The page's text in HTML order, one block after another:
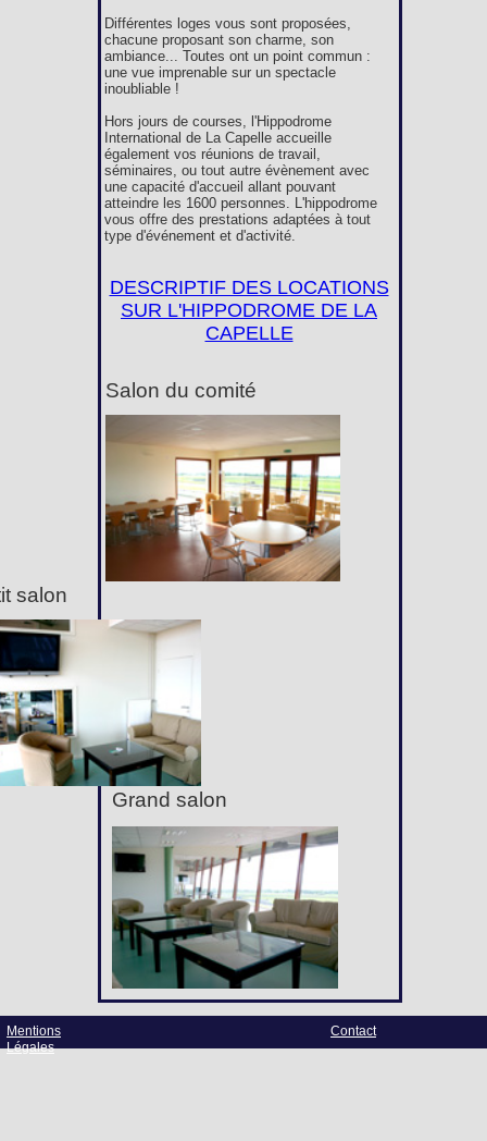
Différentes loges vous sont proposées,
chacune proposant son charme, son
ambiance... Toutes ont un point commun :
une vue imprenable sur un spectacle
inoubliable !
Hors jours de courses, l'Hippodrome
International de La Capelle accueille
également vos réunions de travail,
séminaires, ou tout autre évènement avec
une capacité d'accueil allant pouvant
atteindre les 1600 personnes. L'hippodrome
vous offre des prestations adaptées à tout
type d'événement et d'activité.
DESCRIPTIF DES LOCATIONS
SUR L'HIPPODROME DE LA
CAPELLE
Salon du comité
salon
Grand salon
Mentions
Légales
Contact